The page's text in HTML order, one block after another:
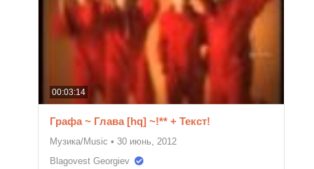
00:03:14
Графа ~ Глава [hq] ~!** + Текст!
Музика/Music • 30 июнь, 2012
Blagovest Georgiev